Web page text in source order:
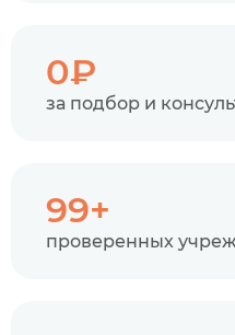
0₽
за подбор и
99+
проверенных